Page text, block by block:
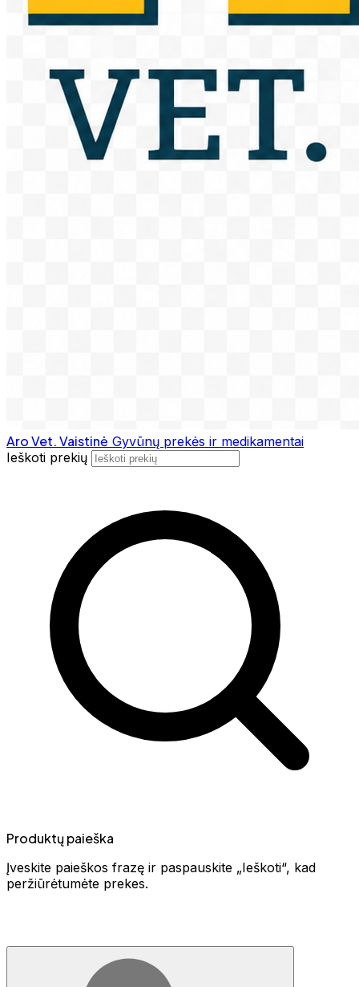
Aro Vet. Vaistinė Gyvūnų prekės ir medikamentai
Ieškoti prekių
Produktų paieška
Įveskite paieškos frazę ir paspauskite „Ieškoti“, kad
peržiūrėtumėte prekes.